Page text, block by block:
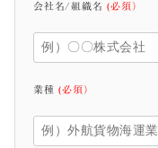
会社名/組織名(必須）
業種(必須）